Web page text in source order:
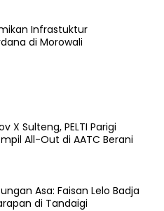
Infrastuktur
di Morowali
X Sulteng, PELTI Parigi
All-Out di AATC Berani
Asa: Faisan Lelo Badja
di Tandaigi